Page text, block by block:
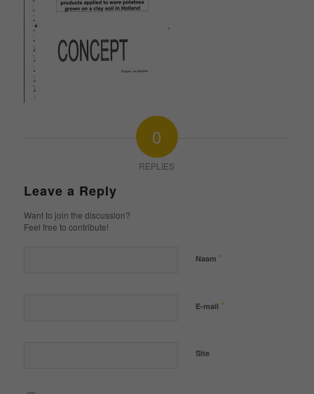
0
REPLIES
Leave a Reply
Want to join the discussion?
Feel free to contribute!
Naam *
E-mail *
Site